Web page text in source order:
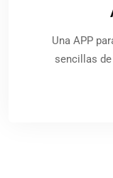
Una APP
sencillas